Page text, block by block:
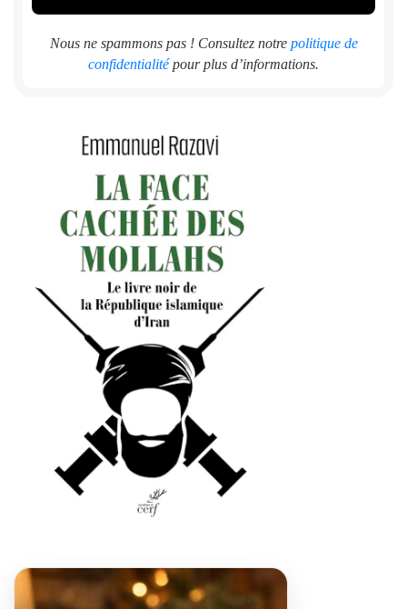
Nous ne spammons pas ! Consultez notre politique de
confidentialitépour plus d’informations.